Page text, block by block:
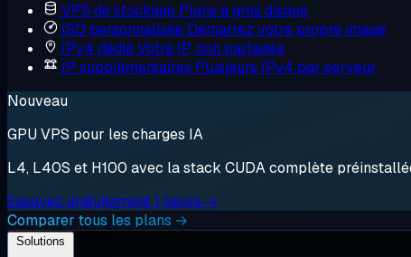
VPS de stockage Plans à gros disque
ISO personnalisée Démarrez votre propre image
IPv4 dédiéVotre IP, non partagée
IP supplémentaires Plusieurs IPv4 par serveur
Nouveau
GPU VPS pour les charges IA
L4, L40S et H100 avec la stack CUDA complète
Essayez gratuitement 1 heure →
Comparer tous les plans →